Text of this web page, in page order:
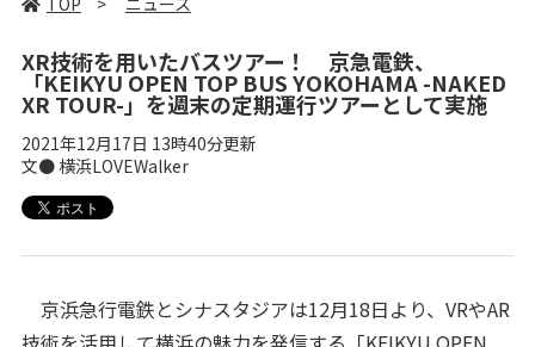
XR技術を用いたバスツアー！ 京急電鉄、
「KEIKYU OPEN TOP BUS YOKOHAMA -NAKED
XR TOUR-」を週末の定期運行ツアーとして実施
2021年12月17日 13時40分更新
文● 横浜LOVEWalker
京浜急行電鉄とシナスタジアは12月18日より、VRやAR